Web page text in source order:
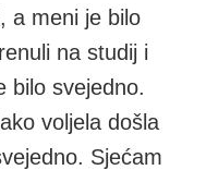
a meni je bilo
na studij i
bilo svejedno.
voljela došla
Sjećam